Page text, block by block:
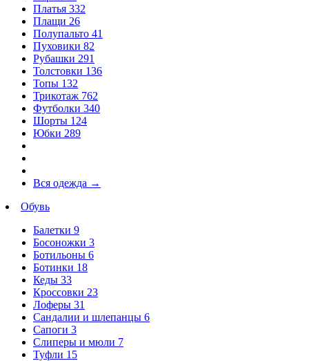
Платья 332
Плащи 26
Полупальто 41
Пуховики 82
Рубашки 291
Толстовки 136
Топы 132
Трикотаж 762
Футболки 340
Шорты 124
Юбки 289
Вся одежда →
Обувь
Балетки 9
Босоножки 3
Ботильоны 6
Ботинки 18
Кеды 33
Кроссовки 23
Лоферы 31
Сандалии и шлепанцы 6
Сапоги 3
Слиперы и мюли 7
Туфли 15